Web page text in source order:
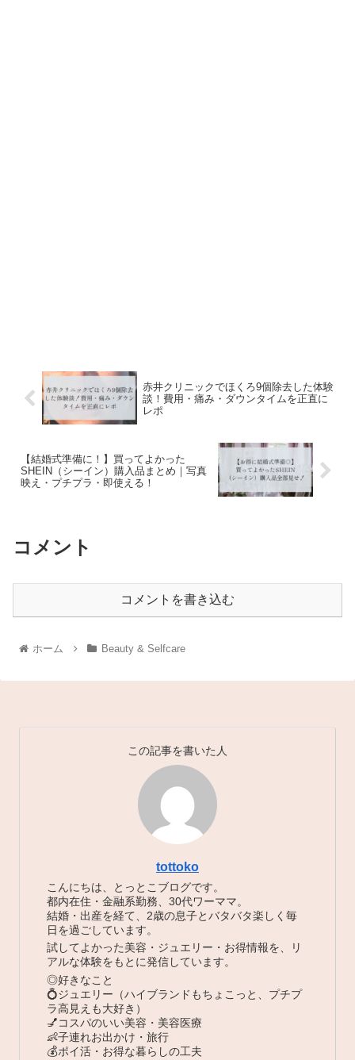
赤井クリニックでほくろ9個除去した体験
談！費用・痛み・ダウンタイムを正直に
レポ
【結婚式準備に！】買ってよかった
SHEIN（シーイン）購入品まとめ｜写真
映え・プチプラ・即使える！
コメント
コメントを書き込む
ホーム Beauty & Selfcare
この記事を書いた人
tottoko
こんにちは、とっとこブログです。
都内在住・金融系勤務、30代ワーママ。
結婚・出産を経て、2歳の息子とバタバタ楽しく毎
日を過ごしています。
試してよかった美容・ジュエリー・お得情報を、リ
アルな体験をもとに発信しています。
◎好きなこと
💍ジュエリー（ハイブランドもちょこっと、プチプ
ラ高見えも大好き）
💅コスパのいい美容・美容医療
👶子連れお出かけ・旅行
💰ポイ活・お得な暮らしの工夫